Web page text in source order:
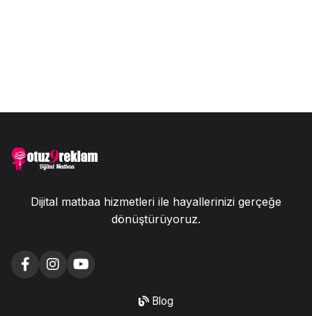
Dijital matbaa hizmetleri ile hayallerinizi gerçeğe
dönüştürüyoruz.
Blog